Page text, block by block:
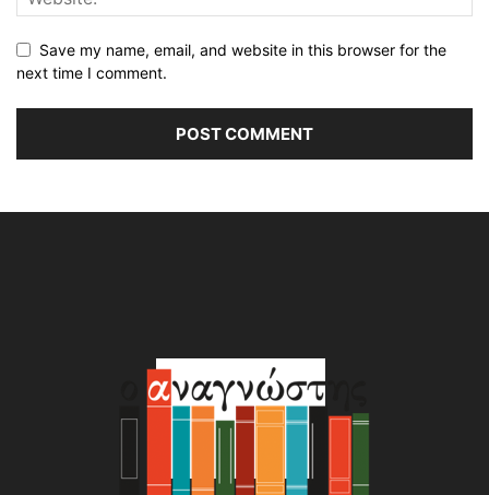
Save my name, email, and website in this browser for the
next time I comment.